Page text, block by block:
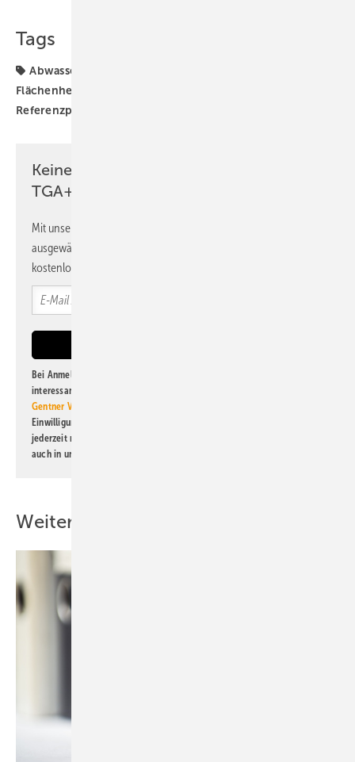
Tags
Abwasser
Flächenheizung
Referenzprojekt
Keine Zeit? Kein Problem mit dem
TGA+E Newsletter!
Mit unserem Newsletter erhalten Sie regelmäßig von uns
ausgewählte Informationen und Neuigkeiten, gebündelt und
kostenlos direkt ins Postfach.
Bei Anmeldung zu diesem Newsletter bin ich damit einverstanden, über
interessante Verlags- und Online-Angebote
Gentner Verlag GmbH & Co. KG
Einwilligung kann ich jederzeit widerrufen und eine Abmeldung ist
jederzeit möglich. Informationen zum Umgang mit Daten finden Sie
auch in unserer
Weitere Inhalte